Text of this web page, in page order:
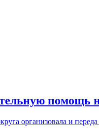
помощь
организовала и